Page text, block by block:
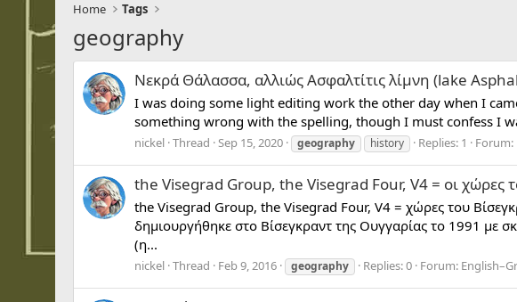
Home
Tags
geography
Νεκρά Θάλασσα, αλλιώς Ασφαλτίτις λίμνη (lake
I was doing some light editing work the other day when I
something wrong with the spelling, though I must confess I
nickel Thread Sep 15, 2020 geography history Replies: 1 Forum:
the Visegrad Group, the Visegrad Four, V4 = οι χώρες
the Visegrad Group, the Visegrad Four, V4 = χώρες του
δημιουργήθηκε στο Βίσεγκραντ της Ουγγαρίας το 1991 με
(η...
nickel Thread Feb 9, 2016 geography Replies: 0 Forum: